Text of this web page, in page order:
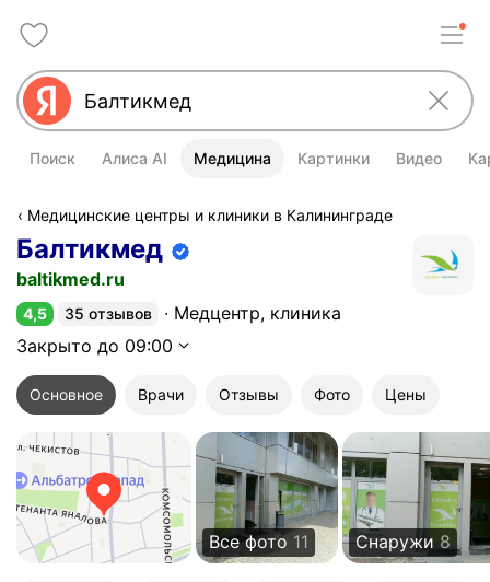
Поиск Алиса AI Медицина Картинки Видео
Медицинские центры и клиники в Калининграде
Балтикмед
Информация об организации
baltikmed.ru
Рейтинг 4,5 из 5
4,5 35 отзывов
Медцентр, клиника
Закрыто до 09:00
Основное Врачи Отзывы Фото Цены
Все фото 11 Снаружи 8